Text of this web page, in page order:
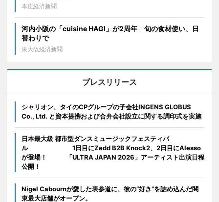
本庄経済新聞
河内小阪の「cuisine HAGI」が2周年 旬の食材使い、日
替わりで
東大阪経済新聞
プレスリリース
シャリオン、タイのCPグループの子会社INGENS GLOBUS
Co., Ltd. と資本提携および合弁会社設立に関する調印式を実施
日本最大級 都市型ダンスミュージックフェスティバ
ル 1日目にZedd B2B Knock2、2日目にAlesso
が登場！ 「ULTRA JAPAN 2026」アーティスト出演日程
公開！
Nigel Cabournが愛した表参道に、彼の“好き”を詰め込んだ関
東最大店舗がオープン。